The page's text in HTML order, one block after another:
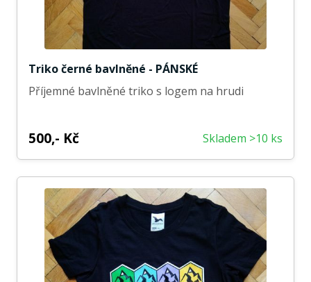
Triko černé bavlněné - PÁNSKÉ
Příjemné bavlněné triko s logem na hrudi
500,- Kč Skladem >10 ks